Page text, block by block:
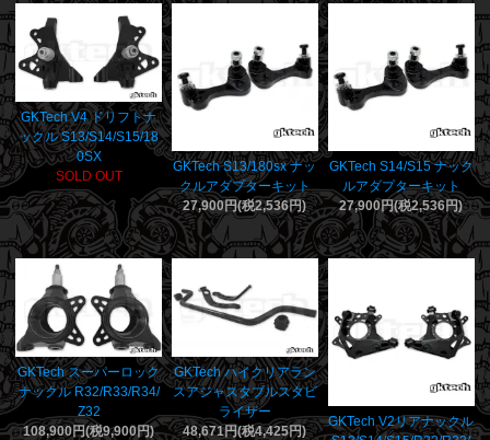
GKTech V4 ドリフトナ
ックル S13/S14/S15/18
0SX
SOLD OUT
GKTech S13/180sx ナッ
クルアダプターキット
27,900円(税2,536円)
GKTech S14/S15 ナック
ルアダプターキット
27,900円(税2,536円)
GKTech スーパーロック
ナックル R32/R33/R34/
Z32
108,900円(税9,900円)
GKTech ハイクリアラン
スアジャスタブルスタビ
ライザー
48,671円(税4,425円)
GKTech V2リアナックル